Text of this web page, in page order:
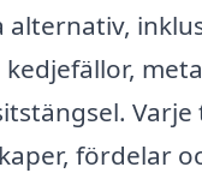
alternativ,
Varje
fördelar